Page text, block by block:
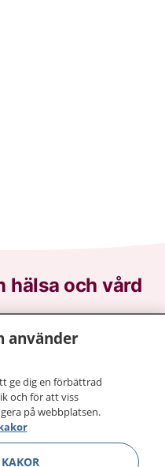
hälsa och vård
du kan kontakta.
och göra dina
1177 för
bättre.
använder
ge dig en förbättrad
och för att viss
på webbplatsen.